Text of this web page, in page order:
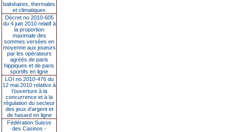
balnéaires, thermales
et climatiques
Décret no 2010-605
du 4 juin 2010 relatif à
la proportion
maximale des
sommes versées en
moyenne aux joueurs
par les opérateurs
agréés de paris
hippiques et de paris
sportifs en ligne
LOI no 2010-476 du
12 mai 2010 relative à
l’ouverture à la
concurrence et à la
régulation du secteur
des jeux d’argent et
de hasard en ligne
Fédération Suisse
des Casinos -